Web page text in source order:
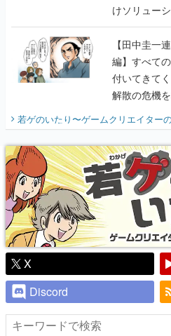
編】すべて
付いてきて
解散の危機
開く。業界
『少年ジャ
り】
若ゲのいたり〜ゲームクリエイター
X
Discord
ピックアップ
電ファミのいま読まれている記事ラン